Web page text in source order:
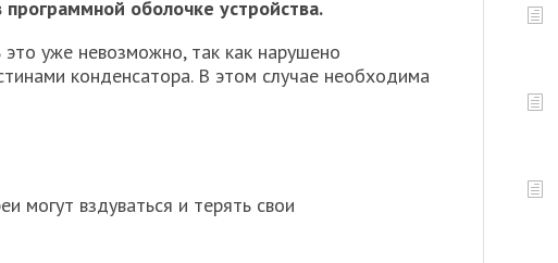
оболочке устройства.
это уже невозможно, так как нарушено
конденсатора. В этом случае необходима
могут вздуваться и терять свои